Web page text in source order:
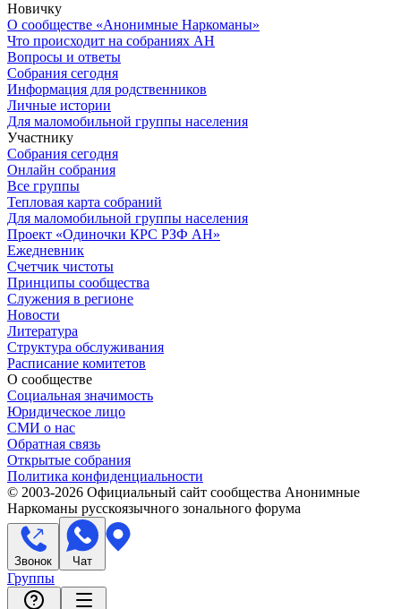
Новичку
О сообществе «Анонимные Наркоманы»
Что происходит на собраниях АН
Вопросы и ответы
Собрания сегодня
Информация для родственников
Личные истории
Для маломобильной группы населения
Участнику
Собрания сегодня
Онлайн собрания
Все группы
Тепловая карта собраний
Для маломобильной группы населения
Проект «Одиночки КРС РЗФ АН»
Ежедневник
Счетчик чистоты
Принципы сообщества
Служения в регионе
Новости
Литература
Структура обслуживания
Расписание комитетов
О сообществе
Социальная значимость
Юридическое лицо
СМИ о нас
Обратная связь
Открытые собрания
Политика конфиденциальности
© 2003-2026 Официальный сайт сообщества Анонимные
Наркоманы русскоязычного зонального форума
Звонок Чат
Группы